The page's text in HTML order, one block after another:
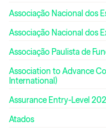
Associação Nacional dos
Associação Nacional dos
Associação Paulista de
Association to Advance
International)
Assurance Entry-Level
Atados